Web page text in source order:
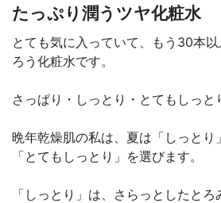
たっぷり潤うツヤ化粧水
とても気に入っていて、もう30本
ろう化粧水です。
さっぱり・しっとり・とてもしっと
晩年乾燥肌の私は、夏は「しっとり
「とてもしっとり」を選びます。
「しっとり」は、さらっとしたと